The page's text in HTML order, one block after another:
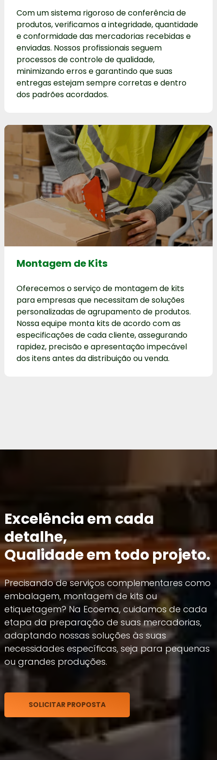
Com um sistema rigoroso de conferência de
produtos, verificamos a integridade, quantidade
e conformidade das mercadorias recebidas e
enviadas. Nossos profissionais seguem
processos de controle de qualidade,
minimizando erros e garantindo que suas
entregas estejam sempre corretas e dentro
dos padrões acordados.
Montagem de Kits
Oferecemos o serviço de montagem de kits
para empresas que necessitam de soluções
personalizadas de agrupamento de produtos.
Nossa equipe monta kits de acordo com as
especificações de cada cliente, assegurando
rapidez, precisão e apresentação impecável
dos itens antes da distribuição ou venda.
Excelência em cada
detalhe,
Qualidade em todo projeto.
Precisando de serviços complementares como
embalagem, montagem de kits ou
etiquetagem? Na Ecoema, cuidamos de cada
etapa da preparação de suas mercadorias,
adaptando nossas soluções às suas
necessidades específicas, seja para pequenas
ou grandes produções.
SOLICITAR PROPOSTA